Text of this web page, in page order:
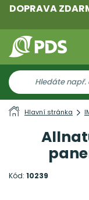
DOPRAVA
Hlavní stránka
Kód: 10239